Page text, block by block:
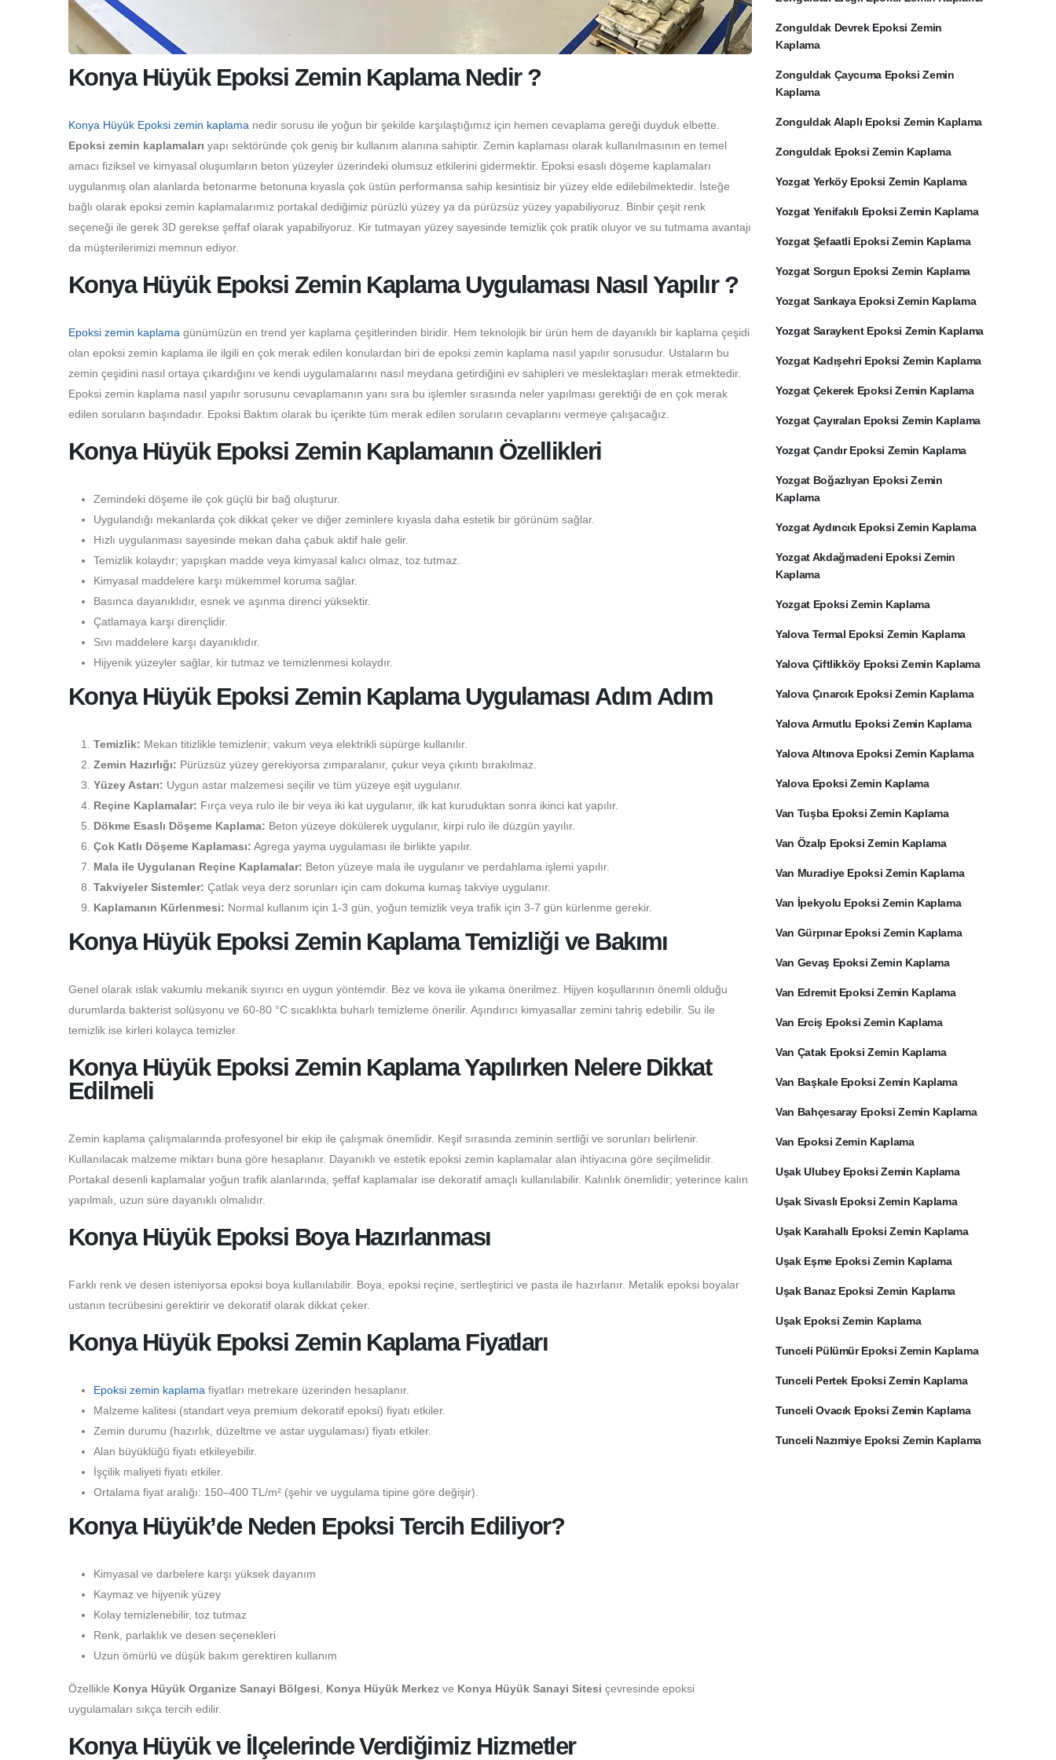
Konya Hüyük Epoksi Zemin Kaplama Nedir ?
Konya Hüyük Epoksi zemin kaplama nedir sorusu ile yoğun bir şekilde karşılaştığımız için hemen cevaplama gereği duyduk elbette.
Epoksi zemin kaplamaları yapı sektöründe çok geniş bir kullanım alanına sahiptir. Zemin kaplaması olarak kullanılmasının en temel
amacı fiziksel ve kimyasal oluşumların beton yüzeyler üzerindeki olumsuz etkilerini gidermektir. Epoksi esaslı döşeme kaplamaları
uygulanmış olan alanlarda betonarme betonuna kıyasla çok üstün performansa sahip kesintisiz bir yüzey elde edilebilmektedir. İsteğe
bağlı olarak epoksi zemin kaplamalarımız portakal dediğimiz pürüzlü yüzey ya da pürüzsüz yüzey yapabiliyoruz. Binbir çeşit renk
seçeneği ile gerek 3D gerekse şeffaf olarak yapabiliyoruz. Kir tutmayan yüzey sayesinde temizlik çok pratik oluyor ve su tutmama avantajı
da müşterilerimizi memnun ediyor.
Konya Hüyük Epoksi Zemin Kaplama Uygulaması Nasıl Yapılır ?
Epoksi zemin kaplama günümüzün en trend yer kaplama çeşitlerinden biridir. Hem teknolojik bir ürün hem de dayanıklı bir kaplama çeşidi
olan epoksi zemin kaplama ile ilgili en çok merak edilen konulardan biri de epoksi zemin kaplama nasıl yapılır sorusudur. Ustaların bu
zemin çeşidini nasıl ortaya çıkardığını ve kendi uygulamalarını nasıl meydana getirdiğini ev sahipleri ve meslektaşları merak etmektedir.
Epoksi zemin kaplama nasıl yapılır sorusunu cevaplamanın yanı sıra bu işlemler sırasında neler yapılması gerektiği de en çok merak
edilen soruların başındadır. Epoksi Baktım olarak bu içerikte tüm merak edilen soruların cevaplarını vermeye çalışacağız.
Konya Hüyük Epoksi Zemin Kaplamanın Özellikleri
Zemindeki döşeme ile çok güçlü bir bağ oluşturur.
Uygulandığı mekanlarda çok dikkat çeker ve diğer zeminlere kıyasla daha estetik bir görünüm sağlar.
Hızlı uygulanması sayesinde mekan daha çabuk aktif hale gelir.
Temizlik kolaydır; yapışkan madde veya kimyasal kalıcı olmaz, toz tutmaz.
Kimyasal maddelere karşı mükemmel koruma sağlar.
Basınca dayanıklıdır, esnek ve aşınma direnci yüksektir.
Çatlamaya karşı dirençlidir.
Sıvı maddelere karşı dayanıklıdır.
Hijyenik yüzeyler sağlar, kir tutmaz ve temizlenmesi kolaydır.
Konya Hüyük Epoksi Zemin Kaplama Uygulaması Adım Adım
Temizlik: Mekan titizlikle temizlenir; vakum veya elektrikli süpürge kullanılır.
Zemin Hazırlığı: Pürüzsüz yüzey gerekiyorsa zımparalanır, çukur veya çıkıntı bırakılmaz.
Yüzey Astarı: Uygun astar malzemesi seçilir ve tüm yüzeye eşit uygulanır.
Reçine Kaplamalar: Fırça veya rulo ile bir veya iki kat uygulanır, ilk kat kuruduktan sonra ikinci kat yapılır.
Dökme Esaslı Döşeme Kaplama: Beton yüzeye dökülerek uygulanır, kirpi rulo ile düzgün yayılır.
Çok Katlı Döşeme Kaplaması: Agrega yayma uygulaması ile birlikte yapılır.
Mala ile Uygulanan Reçine Kaplamalar: Beton yüzeye mala ile uygulanır ve perdahlama işlemi yapılır.
Takviyeler Sistemler: Çatlak veya derz sorunları için cam dokuma kumaş takviye uygulanır.
Kaplamanın Kürlenmesi: Normal kullanım için 1-3 gün, yoğun temizlik veya trafik için 3-7 gün kürlenme gerekir.
Konya Hüyük Epoksi Zemin Kaplama Temizliği ve Bakımı
Genel olarak ıslak vakumlu mekanik sıyırıcı en uygun yöntemdir. Bez ve kova ile yıkama önerilmez. Hijyen koşullarının önemli olduğu
durumlarda bakterist solüsyonu ve 60-80 °C sıcaklıkta buharlı temizleme önerilir. Aşındırıcı kimyasallar zemini tahriş edebilir. Su ile
temizlik ise kirleri kolayca temizler.
Konya Hüyük Epoksi Zemin Kaplama Yapılırken Nelere Dikkat
Edilmeli
Zemin kaplama çalışmalarında profesyonel bir ekip ile çalışmak önemlidir. Keşif sırasında zeminin sertliği ve sorunları belirlenir.
Kullanılacak malzeme miktarı buna göre hesaplanır. Dayanıklı ve estetik epoksi zemin kaplamalar alan ihtiyacına göre seçilmelidir.
Portakal desenli kaplamalar yoğun trafik alanlarında, şeffaf kaplamalar ise dekoratif amaçlı kullanılabilir. Kalınlık önemlidir; yeterince kalın
yapılmalı, uzun süre dayanıklı olmalıdır.
Konya Hüyük Epoksi Boya Hazırlanması
Farklı renk ve desen isteniyorsa epoksi boya kullanılabilir. Boya, epoksi reçine, sertleştirici ve pasta ile hazırlanır. Metalik epoksi boyalar
ustanın tecrübesini gerektirir ve dekoratif olarak dikkat çeker.
Konya Hüyük Epoksi Zemin Kaplama Fiyatları
Epoksi zemin kaplama fiyatları metrekare üzerinden hesaplanır.
Malzeme kalitesi (standart veya premium dekoratif epoksi) fiyatı etkiler.
Zemin durumu (hazırlık, düzeltme ve astar uygulaması) fiyatı etkiler.
Alan büyüklüğü fiyatı etkileyebilir.
İşçilik maliyeti fiyatı etkiler.
Ortalama fiyat aralığı: 150–400 TL/m² (şehir ve uygulama tipine göre değişir).
Konya Hüyük’de Neden Epoksi Tercih Ediliyor?
Kimyasal ve darbelere karşı yüksek dayanım
Kaymaz ve hijyenik yüzey
Kolay temizlenebilir, toz tutmaz
Renk, parlaklık ve desen seçenekleri
Uzun ömürlü ve düşük bakım gerektiren kullanım
Özellikle Konya Hüyük Organize Sanayi Bölgesi Konya Hüyük Merkez ve Konya Hüyük Sanayi Sitesi çevresinde epoksi
uygulamaları sıkça tercih edilir.
Konya Hüyük ve İlçelerinde Verdiğimiz Hizmetler
Zonguldak Devrek Epoksi Zemin
Kaplama
Zonguldak Çaycuma Epoksi Zemin
Kaplama
Zonguldak Alaplı Epoksi Zemin Kaplama
Zonguldak Epoksi Zemin Kaplama
Yozgat Yerköy Epoksi Zemin Kaplama
Yozgat Yenifakılı Epoksi Zemin Kaplama
Yozgat Şefaatli Epoksi Zemin Kaplama
Yozgat Sorgun Epoksi Zemin Kaplama
Yozgat Sarıkaya Epoksi Zemin Kaplama
Yozgat Saraykent Epoksi Zemin Kaplama
Yozgat Kadışehri Epoksi Zemin Kaplama
Yozgat Çekerek Epoksi Zemin Kaplama
Yozgat Çayıralan Epoksi Zemin Kaplama
Yozgat Çandır Epoksi Zemin Kaplama
Yozgat Boğazlıyan Epoksi Zemin
Kaplama
Yozgat Aydıncık Epoksi Zemin Kaplama
Yozgat Akdağmadeni Epoksi Zemin
Kaplama
Yozgat Epoksi Zemin Kaplama
Yalova Termal Epoksi Zemin Kaplama
Yalova Çiftlikköy Epoksi Zemin Kaplama
Yalova Çınarcık Epoksi Zemin Kaplama
Yalova Armutlu Epoksi Zemin Kaplama
Yalova Altınova Epoksi Zemin Kaplama
Yalova Epoksi Zemin Kaplama
Van Tuşba Epoksi Zemin Kaplama
Van Özalp Epoksi Zemin Kaplama
Van Muradiye Epoksi Zemin Kaplama
Van İpekyolu Epoksi Zemin Kaplama
Van Gürpınar Epoksi Zemin Kaplama
Van Gevaş Epoksi Zemin Kaplama
Van Edremit Epoksi Zemin Kaplama
Van Erciş Epoksi Zemin Kaplama
Van Çatak Epoksi Zemin Kaplama
Van Başkale Epoksi Zemin Kaplama
Van Bahçesaray Epoksi Zemin Kaplama
Van Epoksi Zemin Kaplama
Uşak Ulubey Epoksi Zemin Kaplama
Uşak Sivaslı Epoksi Zemin Kaplama
Uşak Karahallı Epoksi Zemin Kaplama
Uşak Eşme Epoksi Zemin Kaplama
Uşak Banaz Epoksi Zemin Kaplama
Uşak Epoksi Zemin Kaplama
Tunceli Pülümür Epoksi Zemin Kaplama
Tunceli Pertek Epoksi Zemin Kaplama
Tunceli Ovacık Epoksi Zemin Kaplama
Tunceli Nazımiye Epoksi Zemin Kaplama